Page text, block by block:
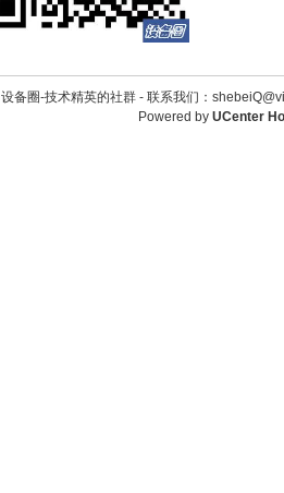
设备圈-技术精英的社群 - 联系我们：
Powered by UCenter